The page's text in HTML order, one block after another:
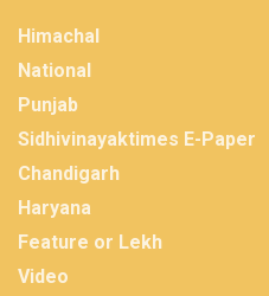
Himachal
National
Punjab
Sidhivinayaktimes E-Paper
Chandigarh
Haryana
Feature or Lekh
Video